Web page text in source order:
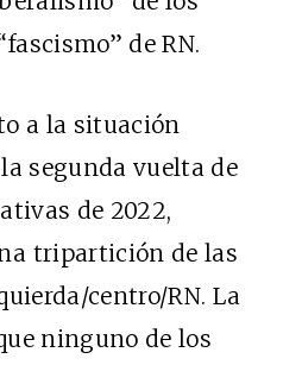
de RN.
a la situación
segunda vuelta de
de 2022,
tripartición de las
centro/RN. La
ninguno de los